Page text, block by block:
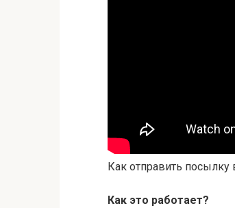
Как отправить посылку
Как это работает?